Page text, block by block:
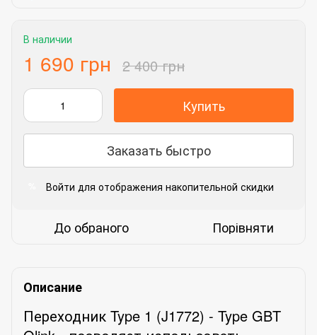
В наличии
1 690 грн 2 400 грн
Купить
Заказать быстро
Войти для отображения накопительной скидки
До обраного Порівняти
Описание
Переходник Type 1 (J1772) - Type GBT